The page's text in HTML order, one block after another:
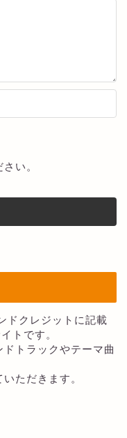
い。
ドクレジットに記載
トです。
トラックやテーマ曲
ただきます。